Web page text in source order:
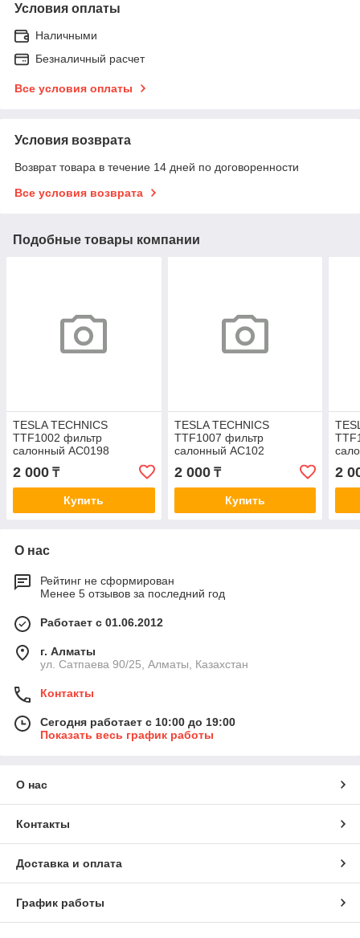
Условия оплаты
Наличными
Безналичный расчет
Все условия оплаты
Условия возврата
Возврат товара в течение 14 дней по договоренности
Все условия возврата
Подобные товары компании
TESLA TECHNICS
TTF1002 фильтр
салонный AC0198
2 000 ₸
Купить
TESLA TECHNICS
TTF1007 фильтр
салонный AC102
2 000₸
Купить
2
О нас
Рейтинг не сформирован
Менее 5 отзывов за последний год
Работает с 01.06.2012
г. Алматы
ул. Сатпаева 90/25, Алматы, Казахстан
Контакты
Сегодня работает с 10:00 до 19:00
Показать весь график работы
О нас
Контакты
Доставка и оплата
График работы